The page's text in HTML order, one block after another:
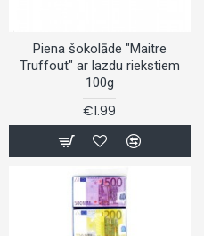
Piena šokolāde "Maitre
Truffout" ar lazdu riekstiem
100g
€1.99